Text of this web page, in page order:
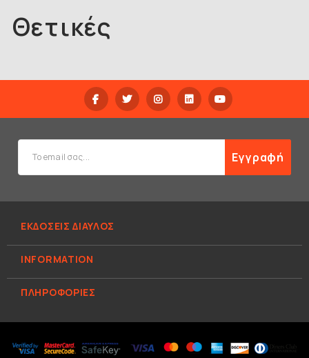
Θετικές
Εγγραφή
ΕΚΔΟΣΕΙΣ ΔΙΑΥΛΟΣ
INFORMATION
ΠΛΗΡΟΦΟΡΊΕΣ